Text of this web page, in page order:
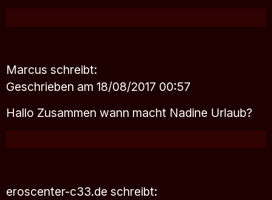
Marcus schreibt:
Geschrieben am 18/08/2017 00:57
Hallo Zusammen wann macht Nadine Urlaub?
eroscenter-c33.de schreibt: